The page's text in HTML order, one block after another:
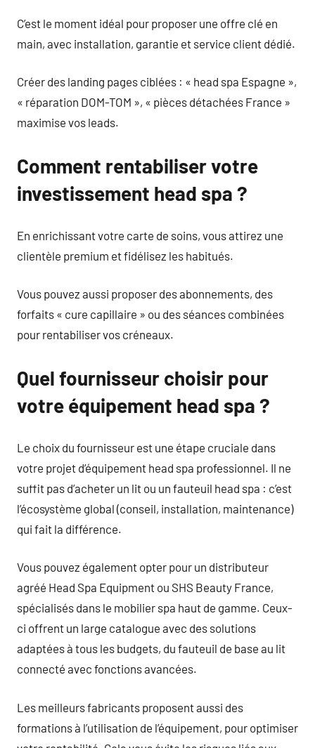
C’est le moment idéal pour proposer une offre clé en
main, avec installation, garantie et service client dédié.
Créer des landing pages ciblées : « head spa Espagne »,
« réparation DOM-TOM », « pièces détachées France »
maximise vos leads.
Comment rentabiliser votre
investissement head spa ?
En enrichissant votre carte de soins, vous attirez une
clientèle premium et fidélisez les habitués.
Vous pouvez aussi proposer des abonnements, des
forfaits « cure capillaire » ou des séances combinées
pour rentabiliser vos créneaux.
Quel fournisseur choisir pour
votre équipement head spa ?
Le choix du fournisseur est une étape cruciale dans
votre projet d’équipement head spa professionnel. Il ne
suffit pas d’acheter un lit ou un fauteuil head spa : c’est
l’écosystème global (conseil, installation, maintenance)
qui fait la différence.
Vous pouvez également opter pour un distributeur
agréé Head Spa Equipment ou SHS Beauty France,
spécialisés dans le mobilier spa haut de gamme. Ceux-
ci offrent un large catalogue avec des solutions
adaptées à tous les budgets, du fauteuil de base au lit
connecté avec fonctions avancées.
Les meilleurs fabricants proposent aussi des
formations à l’utilisation de l’équipement, pour optimiser